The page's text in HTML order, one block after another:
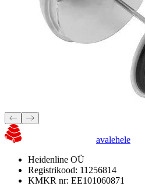
avalehele
Heidenline OÜ
Registrikood: 11256814
KMKR nr: EE101060871